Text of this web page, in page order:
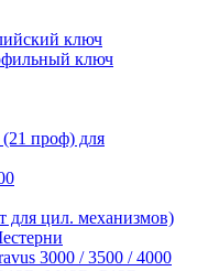
ключ
ключ
проф) для
для цил. механизмов)
3000 / 3500 / 4000